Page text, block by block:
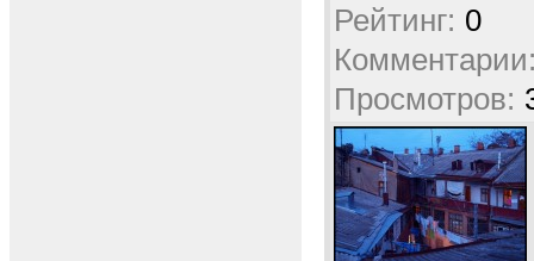
Рейтинг: 0
Просмотров: